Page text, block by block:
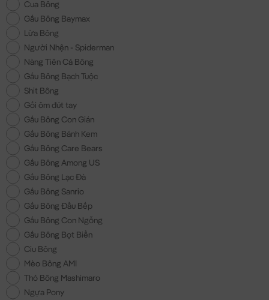
Cua Bông
Gấu Bông Baymax
Lừa Bông
Người Nhện - Spiderman
Nàng Tiên Cá Bông
Gấu Bông Bạch Tuộc
Shit Bông
Gối ôm đút tay
Gấu Bông Con Gián
Gấu Bông Bánh Kem
Gấu Bông Care Bears
Gấu Bông Among US
Gấu Bông Lạc Đà
Gấu Bông Sanrio
Gấu Bông Đầu Bếp
Gấu Bông Con Ngỗng
Gấu Bông Bọt Biển
Ciu Bông
Mèo Bông AMI
Thỏ Bông Mashimaro
Ngựa Pony